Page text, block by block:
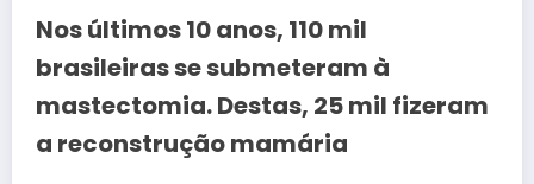
Nos últimos 10 anos, 110 mil
brasileiras se submeteram à
mastectomia. Destas, 25 mil fizeram
a reconstrução mamária